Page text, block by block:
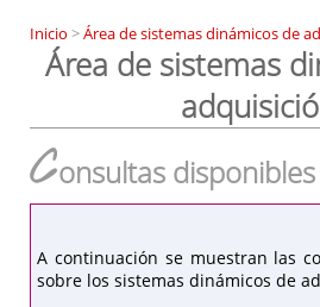
Inicio >Área de sistemas dinámicos de
Área de sistemas
Consultas disponibles
A continuación se muestran las
sobre los sistemas dinámicos de